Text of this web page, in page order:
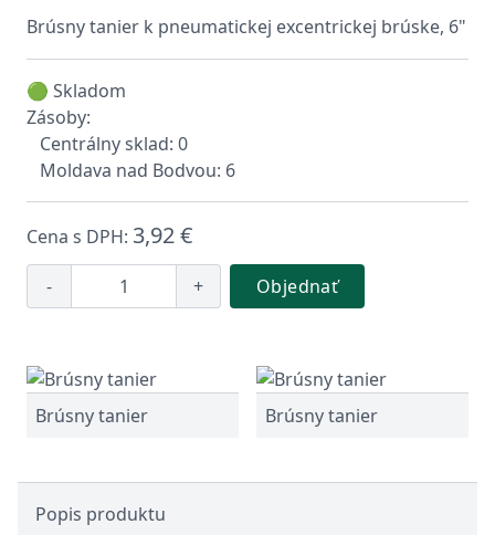
Brúsny tanier k pneumatickej excentrickej brúske, 6"
🟢 Skladom
Zásoby:
Centrálny sklad: 0
Moldava nad Bodvou: 6
Cena s DPH: 3,92 €
- + Objednať
Brúsny tanier Brúsny tanier
Popis produktu